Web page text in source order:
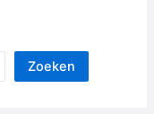
Zoeken